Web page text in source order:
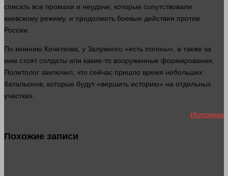
списать все промахи и неудачи, которые сопутствовали
киевскому режиму, и продолжить боевые действия против
России.
По мнению Кочеткова, у Залужного «есть погоны», а также за
ним стоят солдаты или какие-то вооруженные формирования.
Политолог заключил, что сейчас пришло время небольших
батальонов, которые будут «вершить историю» на отдельных
участках.
Источник
Похожие записи